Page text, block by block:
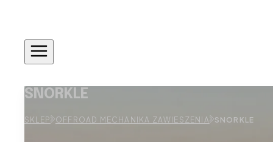
SNORKLE
SKLEP OFFROAD MECHANIKA ZAWIESZENIA SNORKLE